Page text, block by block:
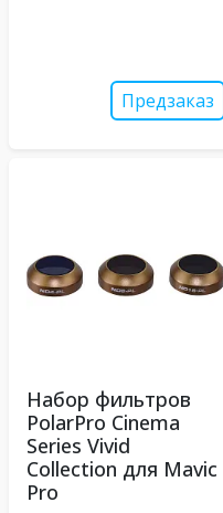
Предзаказ
Набор фильтров
PolarPro Cinema
Series Vivid
Collection для Mavic
Pro